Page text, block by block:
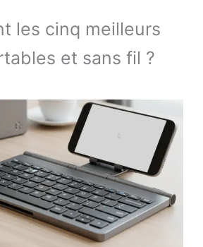
les cinq meilleurs
et sans fil ?